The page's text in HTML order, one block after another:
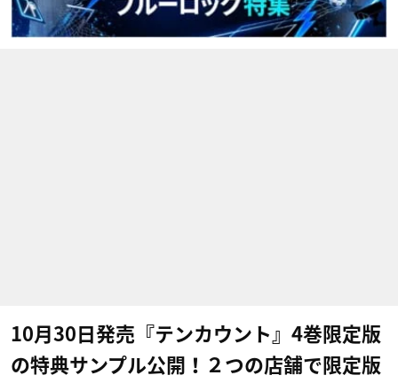
10月30日発売『テンカウント』4巻限定版
の特典サンプル公開！２つの店舗で限定版